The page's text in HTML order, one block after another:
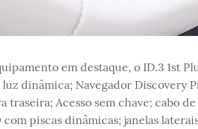
em destaque, o ID.3 1st
luz dinâmica; Navegador
traseira; Acesso sem chave; cabo
com piscas dinâmicas; janelas